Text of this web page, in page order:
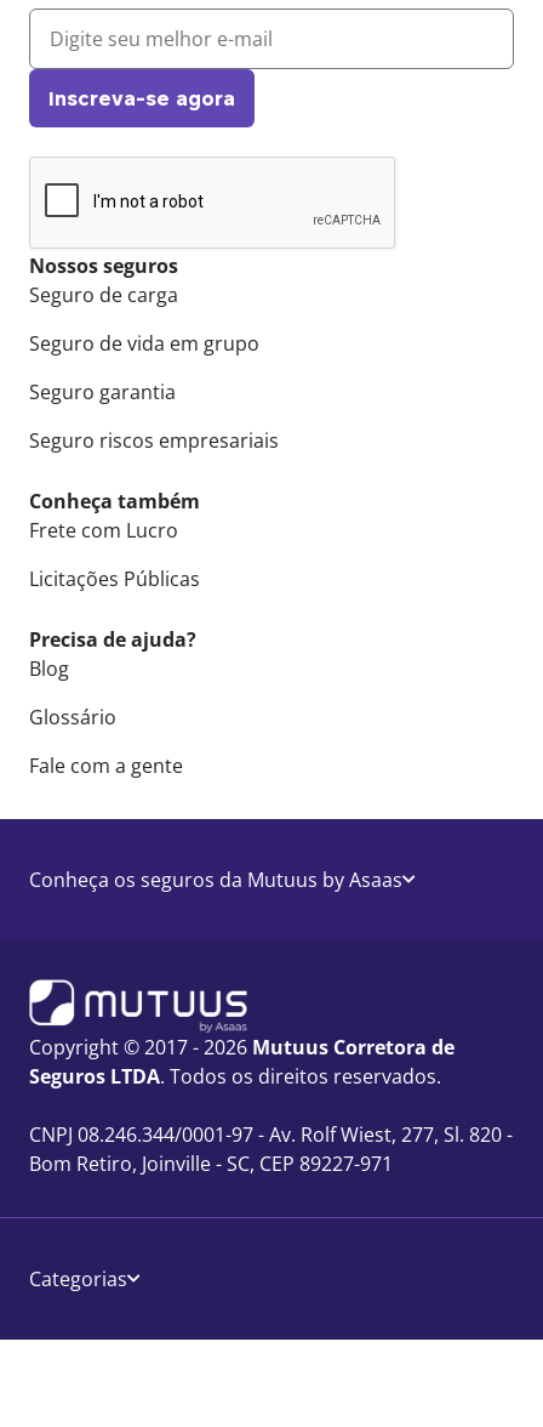
Nossos seguros
Seguro de carga
Seguro de vida em grupo
Seguro garantia
Seguro riscos empresariais
Conheça também
Frete com Lucro
Licitações Públicas
Precisa de ajuda?
Blog
Glossário
Fale com a gente
Inscreva-se agora
Conheça os seguros da Mutuus by Asaas
Copyright © 2017 - 2026 Mutuus Corretora de
Seguros LTDA. Todos os direitos reservados.
CNPJ 08.246.344/0001-97 - Av. Rolf Wiest, 277, Sl. 820 -
Bom Retiro, Joinville - SC, CEP 89227-971
Categorias